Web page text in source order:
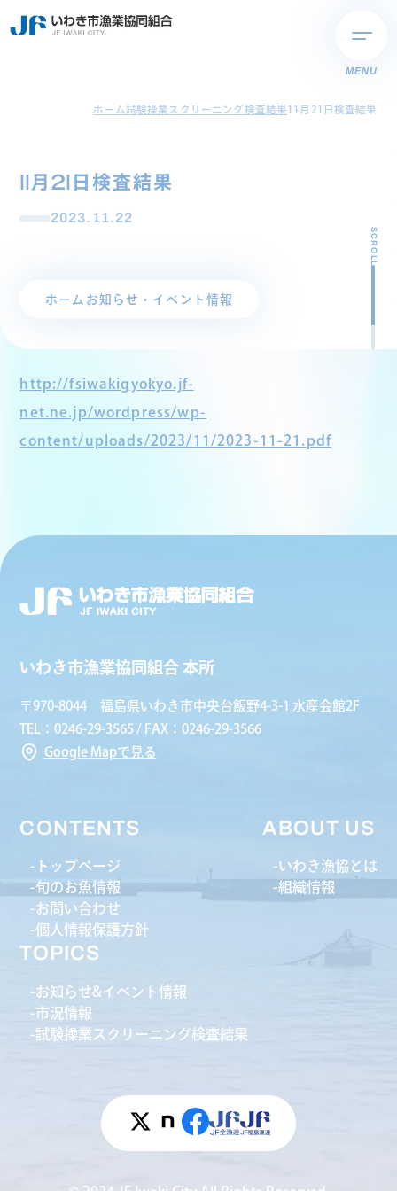
MENU
ホーム試験操業スクリーニング検査結果11月21日検査結果
11月21日検査結果
2023.11.22
ホーム お知らせ・イベント情報
SCROLL
http://fsiwakigyokyo.jf-
net.ne.jp/wordpress/wp-
content/uploads/2023/11/2023-11-21.pdf
いわき市漁業協同組合 本所
〒970-8044 福島県いわき市中央台飯野4-3-1 水産会館2F
TEL：0246-29-3565 / FAX：0246-29-3566
Google Mapで見る
CONTENTS
トップページ
旬のお魚情報
お問い合わせ
個人情報保護方針
ABOUT US
いわき漁協とは
組織情報
TOPICS
お知らせ&イベント情報
市況情報
試験操業スクリーニング検査結果